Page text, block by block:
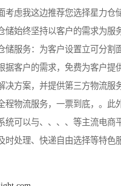
考虑我这边推荐您选择星力仓
储始终坚持以客户的需求为服
储服务：为客户设置立可分割
据客户的需求，免费为客户提
决方案，并提供第三方物流服
程物流服务，一票到底，。此
统可以与、、、、等主流电商
时处理、快递自由选择等特色